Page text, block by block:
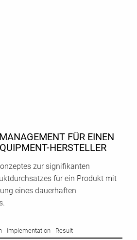
FÜR EINEN
HERSTELLER
zur signifikanten
für ein Produkt mit
eines dauerhaften
Implementation Result